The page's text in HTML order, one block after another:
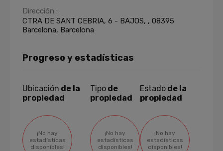
Dirección :
CTRA DE SANT CEBRIA, 6 - BAJOS, , 08395
Barcelona, Barcelona
Progreso y estadísticas
Ubicación de la
propiedad
¡No hay
estadísticas
disponibles!
Tipo de
propiedad
¡No hay
estadísticas
disponibles!
Estado de la
propiedad
¡No hay
estadísticas
disponibles!